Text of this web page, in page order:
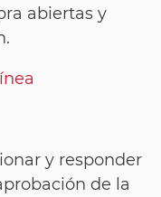
abiertas y
y responder
de la